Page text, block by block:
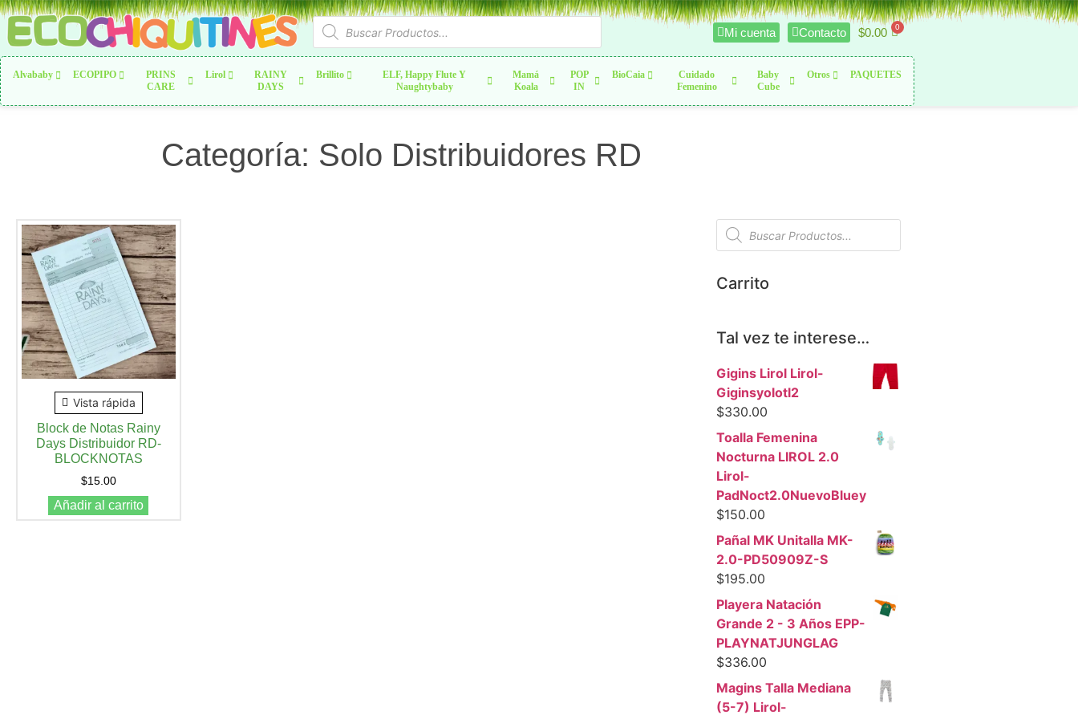
Mi cuenta Contacto $0.00
Alvababy ECOPIPO
PRINS
CARE
Lirol
RAINY
DAYS
Brillito
ELF, Happy Flute Y
Naughtybaby
Mamá
Koala
POP
IN
BioCaia
Cuidado
Femenino
Baby
Cube
Otros PAQUETES
Categoría: Solo Distribuidores RD
Vista rápida
Block de Notas Rainy
Days Distribuidor RD-
BLOCKNOTAS
$15.00
Añadir al carrito
Carrito
Tal vez te interese…
Gigins Lirol Lirol-
Giginsyolotl2
$330.00
Toalla Femenina
Nocturna LIROL 2.0
Lirol-
PadNoct2.0NuevoBluey
$150.00
Pañal MK Unitalla MK-
2.0-PD50909Z-S
$195.00
Playera Natación
Grande 2 - 3 Años EPP-
PLAYNATJUNGLAG
$336.00
Magins Talla Mediana
(5-7) Lirol-